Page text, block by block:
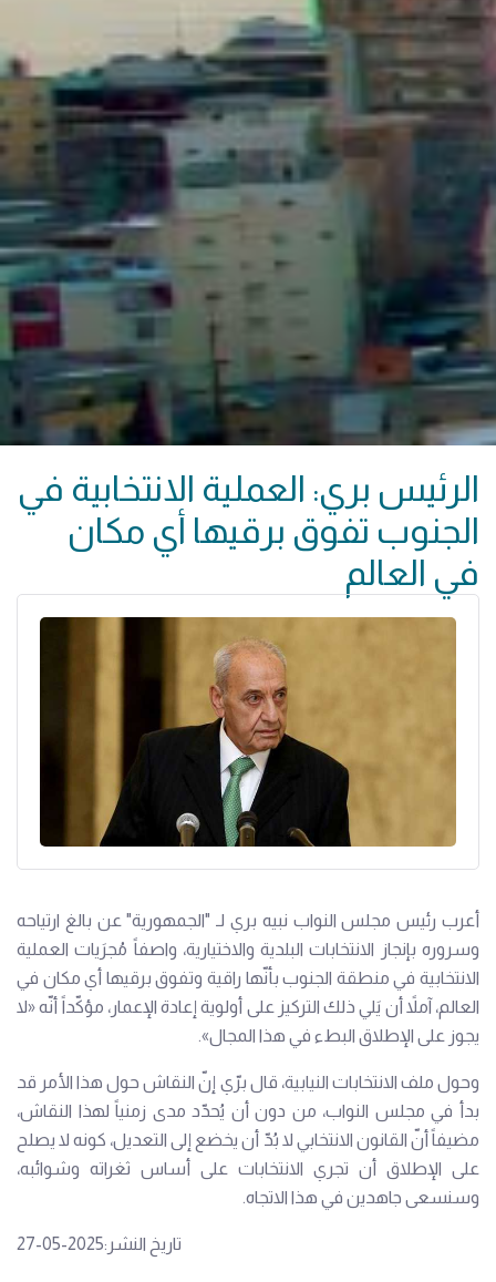
الرئيس بري: العملية الانتخابية في
الجنوب تفوق برقيها أي مكان
في العالم
أعرب رئيس مجلس النواب نبيه بري لـ "الجمهورية" عن بالغ ارتياحه
وسروره بإنجاز الانتخابات البلدية والاختيارية، واصفاً مُجرَيات العملية
الانتخابية في منطقة الجنوب بأنّها راقية وتفوق برقيها أي مكان في
العالم، آملاً أن يَلي ذلك التركيز على أولوية إعادة الإعمار، مؤكّداً أنّه «لا
يجوز على الإطلاق البطء في هذا المجال».
وحول ملف الانتخابات النيابية، قال برّي إنّ النقاش حول هذا الأمر قد
بدأ في مجلس النواب، من دون أن يُحدّد مدى زمنياً لهذا النقاش،
مضيفاً أنّ القانون الانتخابي لا بُدّ أن يخضع إلى التعديل، كونه لا يصلح
على الإطلاق أن تجري الانتخابات على أساس ثغراته وشوائبه،
وسنسعى جاهدين في هذا الاتجاه.
تاريخ النشر:2025-05-27